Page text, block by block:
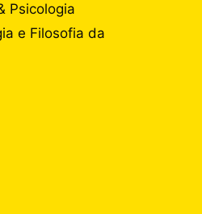
Psicologia
e Filosofia da